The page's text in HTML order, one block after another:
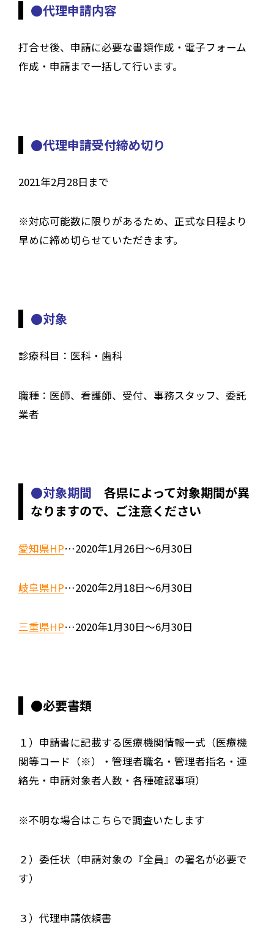
●代理申請内容
打合せ後、申請に必要な書類作成・電子フォーム
作成・申請まで一括して行います。
●代理申請受付締め切り
2021年2月28日まで
※対応可能数に限りがあるため、正式な日程より
早めに締め切らせていただきます。
●対象
診療科目：医科・歯科
職種：医師、看護師、受付、事務スタッフ、委託
業者
●対象期間 各県によって対象期間が異
なりますので、ご注意ください
愛知県HP…2020年1月26日〜6月30日
岐阜県HP…2020年2月18日〜6月30日
三重県HP…2020年1月30日〜6月30日
●必要書類
１）申請書に記載する医療機関情報一式（医療機
関等コード（※）・管理者職名・管理者指名・連
絡先・申請対象者人数・各種確認事項）
※不明な場合はこちらで調査いたします
２）委任状（申請対象の『全員』の署名が必要で
す）
３）代理申請依頼書